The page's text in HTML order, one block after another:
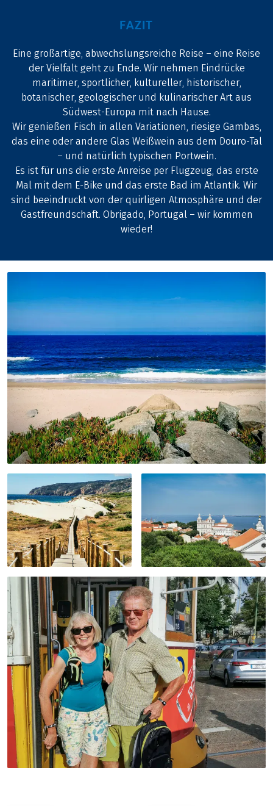
FAZIT
Eine großartige, abwechslungsreiche Reise – eine Reise
der Vielfalt geht zu Ende. Wir nehmen Eindrücke
maritimer, sportlicher, kultureller, historischer,
botanischer, geologischer und kulinarischer Art aus
Südwest-Europa mit nach Hause.
Wir genießen Fisch in allen Variationen, riesige Gambas,
das eine oder andere Glas Weißwein aus dem Douro-Tal
– und natürlich typischen Portwein.
Es ist für uns die erste Anreise per Flugzeug, das erste
Mal mit dem E-Bike und das erste Bad im Atlantik. Wir
sind beeindruckt von der quirligen Atmosphäre und der
Gastfreundschaft. Obrigado, Portugal – wir kommen
wieder!